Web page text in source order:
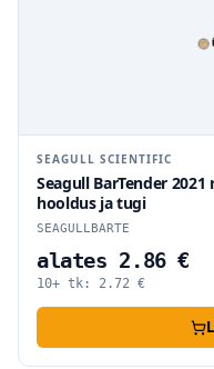
SEAGULL SCIENTIFIC
Seagull BarTender
hooldus ja tugi
SEAGULLBARTE
alates 2.86 €
10+ tk: 2.72 €